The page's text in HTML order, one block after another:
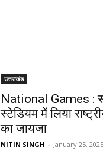
उत्तराखंड
National Games :
स्टेडियम में लिया
का जायजा
NITIN SINGH - January 25, 2025